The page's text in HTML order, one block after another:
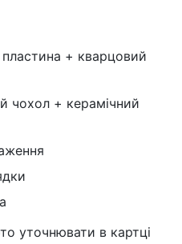
+ кварцовий
чохол + керамічний
уточнювати в картці